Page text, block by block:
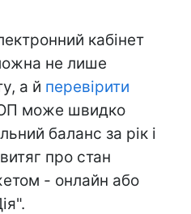
кабінет
не лише
а й перевірити
може швидко
баланс за рік і
про стан
- онлайн або